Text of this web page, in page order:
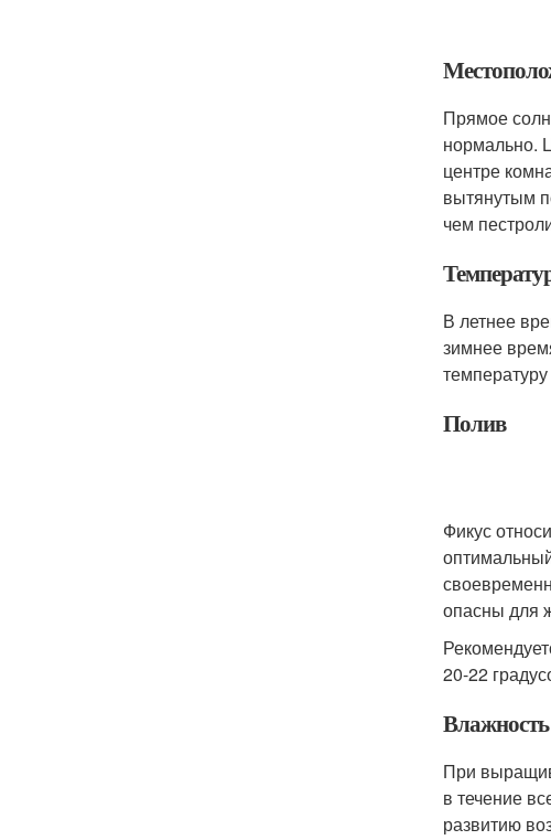
Прямое
нормально.
центре
вытянутым
чем
В летнее
зимнее
Полив
Фикус
опасны для
20-22
Влажность
При
в течение
развитию